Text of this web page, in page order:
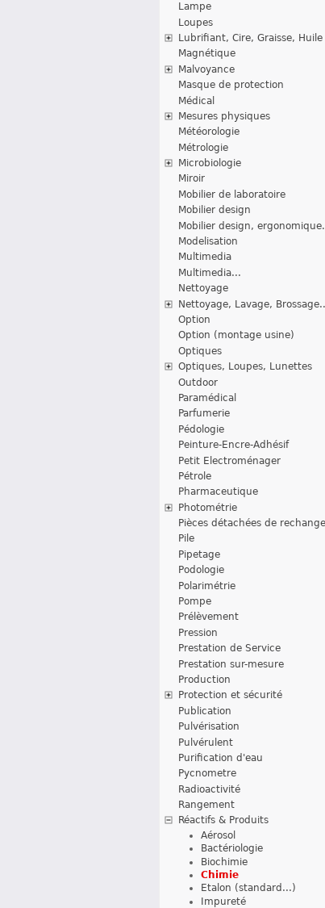
Lampe
Loupes
Lubrifiant, Cire, Graisse, Huile
Magnétique
Malvoyance
Masque de protection
Médical
Mesures physiques
Météorologie
Métrologie
Microbiologie
Miroir
Mobilier de laboratoire
Mobilier design
Mobilier design,
Modelisation
Multimedia
Multimedia...
Nettoyage
Nettoyage, Lavage,
Option
Option (montage usine)
Optiques
Optiques, Loupes, Lunettes
Outdoor
Paramédical
Parfumerie
Pédologie
Peinture-Encre-Adhésif
Petit Electroménager
Pétrole
Pharmaceutique
Photométrie
Pièces détachées de rechange
Pile
Pipetage
Podologie
Polarimétrie
Pompe
Prélèvement
Pression
Prestation de Service
Prestation sur-mesure
Production
Protection et sécurité
Publication
Pulvérisation
Pulvérulent
Purification d'eau
Pycnometre
Radioactivité
Rangement
Réactifs & Produits
Aérosol
Bactériologie
Biochimie
Chimie
Etalon (standard...)
Impureté